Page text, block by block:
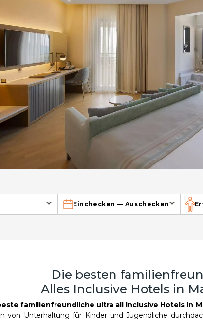
Einchecken — Auschecken
Die besten
Alles Inclusive Hotels in
familienfreundliche ultra all Inclusive Hotels in
von Unterhaltung für Kinder und Jugendliche